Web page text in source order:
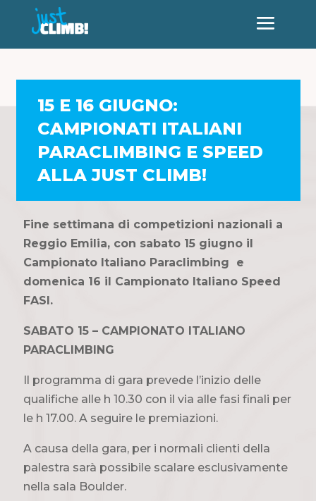
15 E 16 GIUGNO:
CAMPIONATI ITALIANI
PARACLIMBING E SPEED
ALLA JUST CLIMB!
Fine settimana di competizioni nazionali a
Reggio Emilia, con sabato 15 giugno il
Campionato Italiano Paraclimbing e
domenica 16 il Campionato Italiano Speed
FASI.
SABATO 15 – CAMPIONATO ITALIANO
PARACLIMBING
Il programma di gara prevede l’inizio delle
qualifiche alle h 10.30 con il via alle fasi finali per
le h 17.00. A seguire le premiazioni.
A causa della gara, per i normali clienti della
palestra sarà possibile scalare esclusivamente
nella sala Boulder.